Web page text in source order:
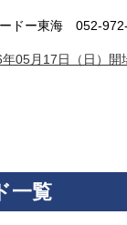
ドー東海 052-972-
年05月17日（日）
一覧